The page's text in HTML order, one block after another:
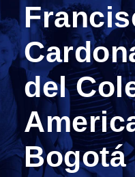
del
Bogotá